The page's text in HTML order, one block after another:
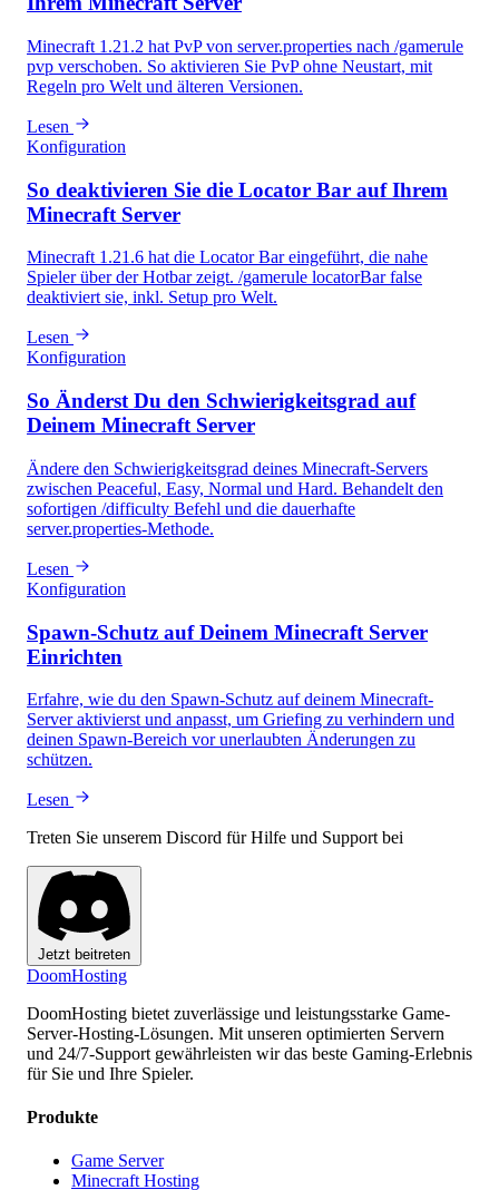
Minecraft 1.21.2 hat PvP von server.properties nach /gamerule
pvp verschoben. So aktivieren Sie PvP ohne Neustart, mit
Regeln pro Welt und älteren Versionen.
Lesen
Konfiguration
So deaktivieren Sie die Locator Bar auf Ihrem
Minecraft Server
Minecraft 1.21.6 hat die Locator Bar eingeführt, die nahe
Spieler über der Hotbar zeigt. /gamerule locatorBar false
deaktiviert sie, inkl. Setup pro Welt.
Lesen
Konfiguration
So Änderst Du den Schwierigkeitsgrad auf
Deinem Minecraft Server
Ändere den Schwierigkeitsgrad deines Minecraft-Servers
zwischen Peaceful, Easy, Normal und Hard. Behandelt den
sofortigen /difficulty Befehl und die dauerhafte
server.properties-Methode.
Lesen
Konfiguration
Spawn-Schutz auf Deinem Minecraft Server
Einrichten
Erfahre, wie du den Spawn-Schutz auf deinem Minecraft-
Server aktivierst und anpasst, um Griefing zu verhindern und
deinen Spawn-Bereich vor unerlaubten Änderungen zu
schützen.
Lesen
Treten Sie unserem Discord für Hilfe und Support bei
Jetzt beitreten
DoomHosting
DoomHosting bietet zuverlässige und leistungsstarke Game-
Server-Hosting-Lösungen. Mit unseren optimierten Servern
und 24/7-Support gewährleisten wir das beste Gaming-Erlebnis
für Sie und Ihre Spieler.
Produkte
Game Server
Minecraft Hosting